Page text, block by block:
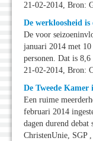
21-02-2014, Bron:
De werkloosheid
De voor
januari 2014 met
personen. Dat is
21-02-2014, Bron:
De Tweede
Een ruime
februari 2014
dagen durend
ChristenUnie, SGP